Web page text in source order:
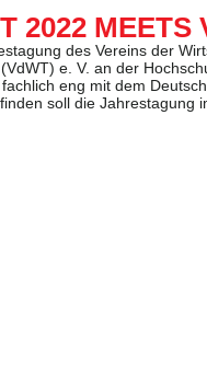
2022 MEETS
des Vereins der
e. V. an der
eng mit dem
soll die Jahrestagung